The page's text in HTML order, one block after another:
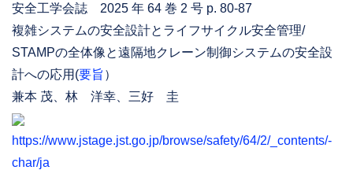
安全工学会誌 2025 年 64 巻 2 号 p. 80-87
複雑システムの安全設計とライフサイクル安全管理/
STAMPの全体像と遠隔地クレーン制御システムの安全設
計への応用(要旨 ）
兼本 茂、林 洋幸、三好 圭
https://www.jstage.jst.go.jp/browse/safety/64/2/_contents/-
char/ja